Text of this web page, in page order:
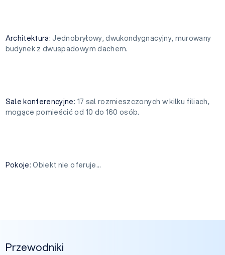
Architektura: Jednobryłowy, dwukondygnacyjny, murowany
budynek z dwuspadowym dachem.
Sale konferencyjne: 17 sal rozmieszczonych w kilku filiach,
mogące pomieścić od 10 do 160 osób.
Pokoje: Obiekt nie oferuje...
Przewodniki